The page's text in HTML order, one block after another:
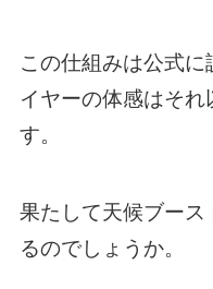
この仕組みは公式
イヤーの体感はそれ
す。
果たして天候ブー
るのでしょうか。